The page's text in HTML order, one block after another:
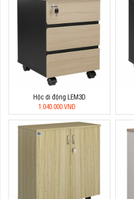
Hộc di động LEM3D
1.040.000 VNĐ